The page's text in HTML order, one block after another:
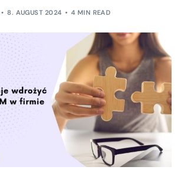
8. AUGUST 2024 4 MIN READ